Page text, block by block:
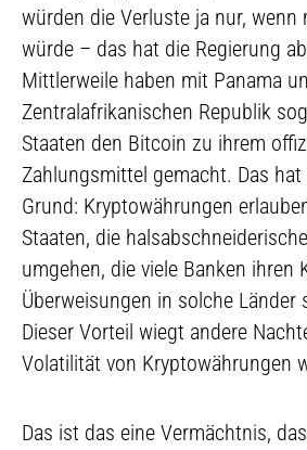
würden die Verluste ja nur, wenn
würde – das hat die Regierung
Mittlerweile haben mit Panama
Zentralafrikanischen Republik
Staaten den Bitcoin zu ihrem
Zahlungsmittel gemacht. Das hat
Grund: Kryptowährungen
Staaten, die
umgehen, die viele Banken ihren
Überweisungen in solche Länder
Dieser Vorteil wiegt andere
Volatilität von Kryptowährungen
Das ist das eine Vermächtnis,